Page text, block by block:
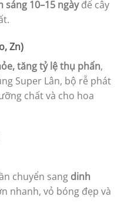
10–15 ngàyđể cây
Zn)
tăng tỷ lệ thụ phấn,
Super Lân, bộ rễ phát
chất và cho hoa
chuyển sang dinh
nhanh, vỏ bóng đẹp và